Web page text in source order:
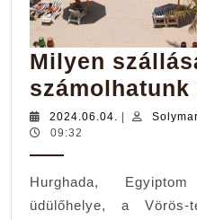
Milyen
számolhatunk
2024.06.04. 2024.06.04.
09:32
Hurghada,
üdülőhelye, a Vörös-